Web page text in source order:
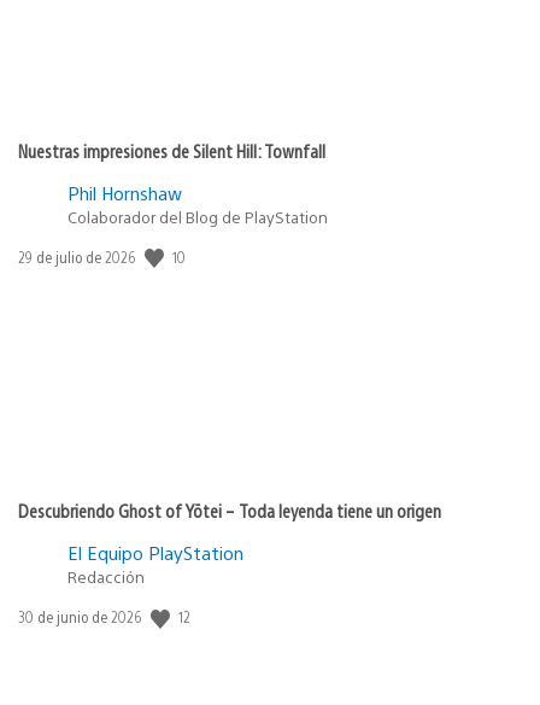
Nuestras impresiones de Silent Hill: Townfall
Phil Hornshaw
Colaborador del Blog de PlayStation
Fecha
29 de julio de 2026 10
Descubriendo Ghost of Yōtei – Toda leyenda tiene un origen
El Equipo PlayStation
Redacción
Fecha
30 de junio de 2026 12